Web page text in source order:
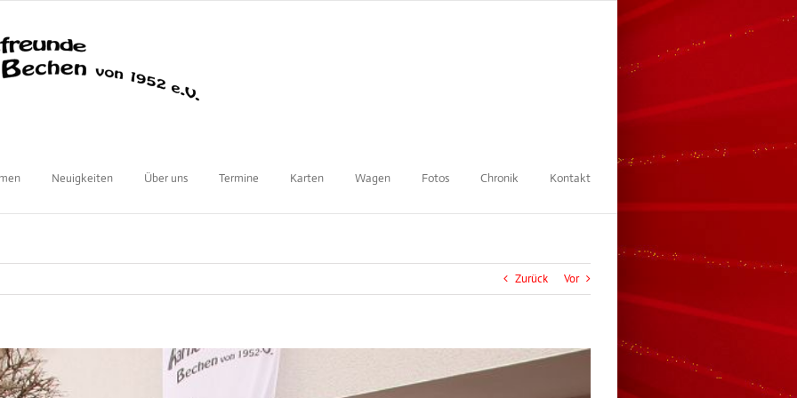
Neuigkeiten Über uns Termine Karten Wagen Fotos Chronik Kontakt
Zurück Vor